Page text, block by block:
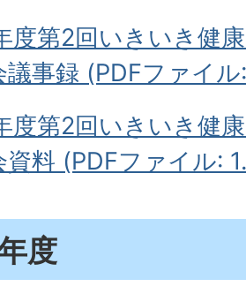
度第2回いきいき健
議事録 (PDFファイ
度第2回いきいき健
資料 (PDFファイル:
度